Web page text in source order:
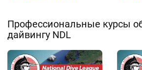
Профессиональные курсы
дайвингу NDL